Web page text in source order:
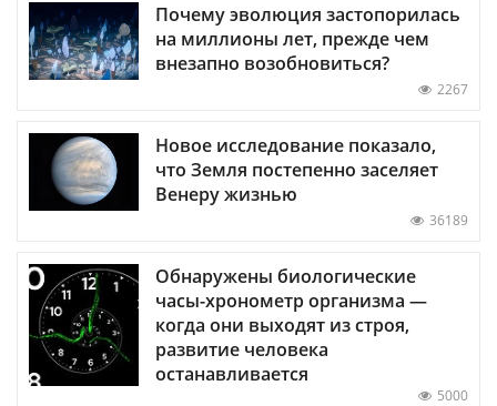
Почему эволюция застопорилась
на миллионы лет, прежде чем
внезапно возобновиться?
2267
Новое исследование показало,
что Земля постепенно заселяет
Венеру жизнью
36189
Обнаружены биологические
часы-хронометр организма —
когда они выходят из строя,
развитие человека
останавливается
5000